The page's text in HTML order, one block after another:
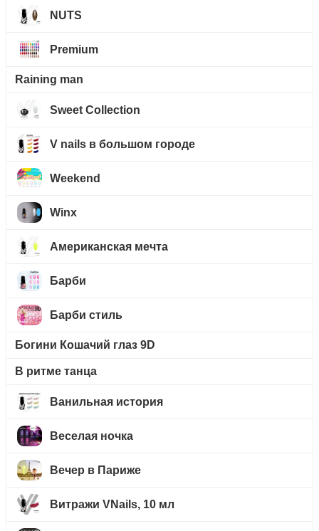
NUTS
Premium
Raining man
Sweet Collection
V nails в большом городе
Weekend
Winx
Американская мечта
Барби
Барби стиль
Богини Кошачий глаз 9D
В ритме танца
Ванильная история
Веселая ночка
Вечер в Париже
Витражи VNails, 10 мл